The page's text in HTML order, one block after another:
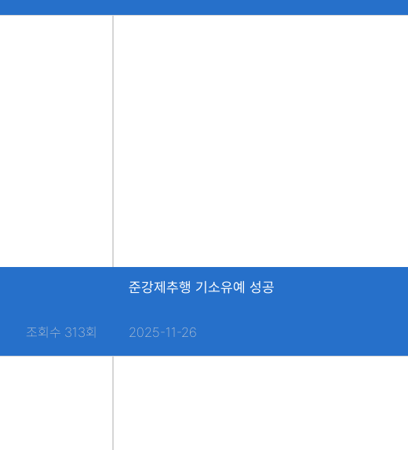
조회수 313회
준강제추행 기소유예 성공
2025-11-26